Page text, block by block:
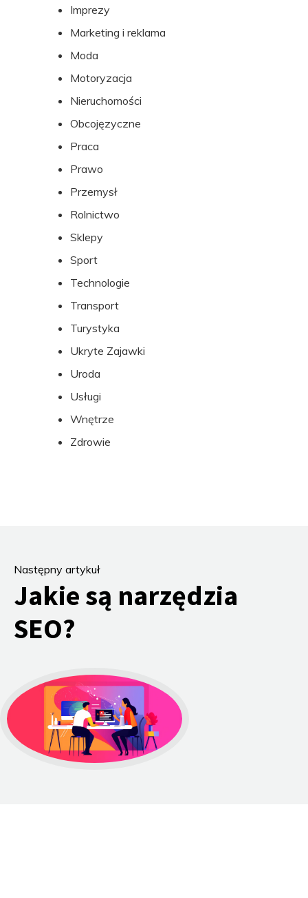
Imprezy
Marketing i reklama
Moda
Motoryzacja
Nieruchomości
Obcojęzyczne
Praca
Prawo
Przemysł
Rolnictwo
Sklepy
Sport
Technologie
Transport
Turystyka
Ukryte Zajawki
Uroda
Usługi
Wnętrze
Zdrowie
Następny artykuł
Jakie są narzędzia
SEO?